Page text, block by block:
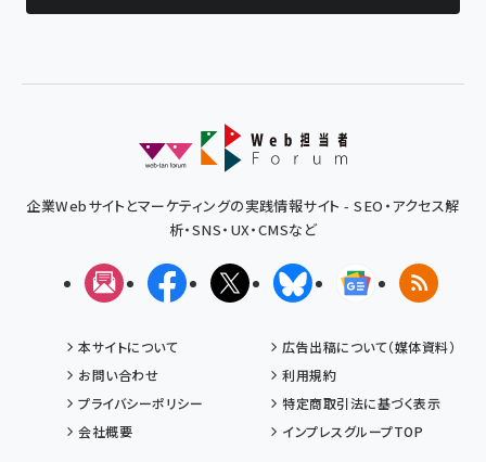
企業Webサイトとマーケティングの実践情報サイト - SEO・アクセス解
析・SNS・UX・CMSなど
メルマガFacebookX(エックス)BlueskyGoogleニュ
RSS
本サイトについて
広告出稿について（媒体資料）
お問い合わせ
利用規約
プライバシーポリシー
特定商取引法に基づく表示
会社概要
インプレスグループTOP